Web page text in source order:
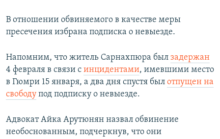
В отношении обвиняемого в качестве меры
пресечения избрана подписка о невыезде.
Напомним, что житель Сарнахпюра был задержан
4 февраля в связи с инцидентами, имевшими место
в Гюмри 15 января, а два дня спустя был отпущен на
свободу под подписку о невыезде.
Адвокат Айка Арутюнян назвал обвинение
необоснованным, подчеркнув, что они